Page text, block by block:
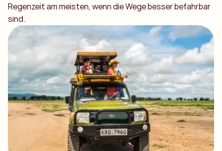
Regenzeit am meisten, wenn die Wege besser befahrbar
sind.